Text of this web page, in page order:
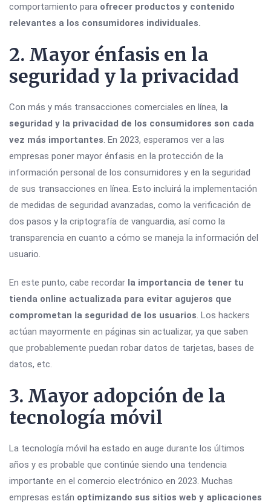
comportamiento para ofrecer productos y contenido
relevantes a los consumidores individuales.
2. Mayor énfasis en la
seguridad y la privacidad
Con más y más transacciones comerciales en línea, la
seguridad y la privacidad de los consumidores son cada
vez más importantes. En 2023, esperamos ver a las
empresas poner mayor énfasis en la protección de la
información personal de los consumidores y en la seguridad
de sus transacciones en línea. Esto incluirá la implementación
de medidas de seguridad avanzadas, como la verificación de
dos pasos y la criptografía de vanguardia, así como la
transparencia en cuanto a cómo se maneja la información del
usuario.
En este punto, cabe recordar la importancia de tener tu
tienda online actualizada para evitar agujeros que
comprometan la seguridad de los usuarios. Los hackers
actúan mayormente en páginas sin actualizar, ya que saben
que probablemente puedan robar datos de tarjetas, bases de
datos, etc.
3. Mayor adopción de la
tecnología móvil
La tecnología móvil ha estado en auge durante los últimos
años y es probable que continúe siendo una tendencia
importante en el comercio electrónico en 2023. Muchas
empresas están optimizando sus sitios web y aplicaciones